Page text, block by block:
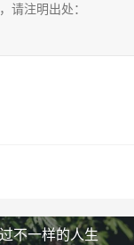
请注明出处：
不一样的人生